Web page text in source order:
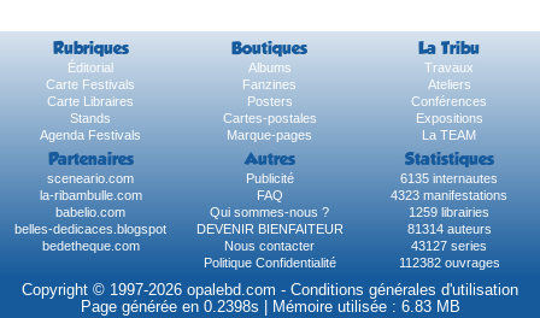
Rubriques Boutiques La Tribu
Éditorial Albums
Travaux
Carte Festivals
Fanzines
Ateliers
Carte Libraires
Posters
Conférences
Stands
Cartes-postales
Expositions
Agenda Festivals
Marque-pages La TEAM
Partenaires Autres Statistiques
sceneario.com Publicité
6135 internautes
la-ribambulle.com
FAQ
4323 manifestations
babelio.com
Qui sommes-nous ?
1259 librairies
belles-dedicaces.blogspot
DEVENIR BIENFAITEUR
81314 auteurs
bedetheque.com
Nous contacter
43127 series
Politique Confidentialité
112382 ouvrages
Copyright © 1997-2026 opalebd.com - Conditions générales d'utilisation
Page générée en 0.2398s | Mémoire utilisée : 6.83 MB